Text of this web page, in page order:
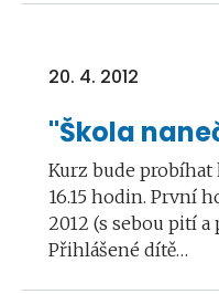
20. 4. 2012
"Škola
Kurz bude probíhat
16.15 hodin. První
2012 (s sebou pití
Přihlášené dítě…